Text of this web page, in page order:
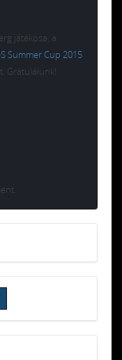
játékosa, a
Summer Cup 2015
Gratulálunk!